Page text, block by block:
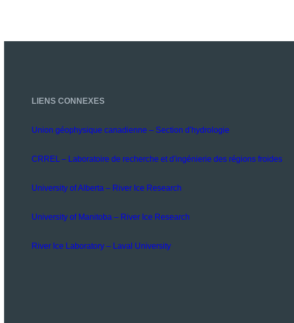
LIENS CONNEXES
Union géophysique canadienne – Section d'hydrologie
CRREL – Laboratoire de recherche et d'ingénierie des régions froides
University of Alberta – River Ice Research
University of Manitoba – River Ice Research
River Ice Laboratory – Laval University